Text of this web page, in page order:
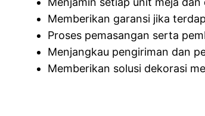
Memberikan garansi jika
Proses pemasangan serta
Menjangkau pengiriman dan
Memberikan solusi dekorasi